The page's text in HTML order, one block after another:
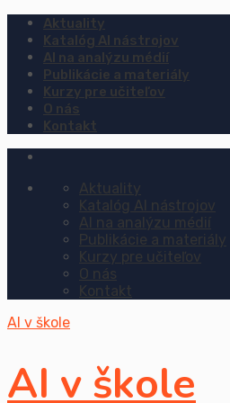
Aktuality
Katalóg AI nástrojov
AI na analýzu médií
Publikácie a materiály
Kurzy pre učiteľov
O nás
Kontakt
Aktuality
Katalóg AI nástrojov
AI na analýzu médií
Publikácie a materiály
Kurzy pre učiteľov
O nás
Kontakt
AI v škole
AI v škole